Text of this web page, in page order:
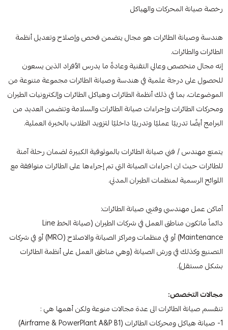
رخصة صيانة المحركات والهياكل
هندسة وصيانة الطائرات هو مجال يتضمن فحص وإصلاح وتعديل أنظمة
الطائرات والطائرات.
إنه مجال متخصص وعالي التقنية وعادةً ما يدرس الأفراد الذين يسعون
للحصول على درجة علمية في هندسة وصيانة الطائرات مجموعة متنوعة من
الموضوعات، بما في ذلك أنظمة الطائرات وهياكل الطائرات وإلكترونيات الطيران
ومحركات الطائرات وإجراءات صيانة الطائرات والسلامة وتتضمن العديد من
البرامج أيضًا تدريبًا عمليًا وتدريبًا داخليًا لتزويد الطلاب بالخبرة العملية.
يتمتع مهندس / فني صيانة الطائرات بالموثوقية الكبيرة لضمان رحلة آمنة
للطائرات حيث ان اجراءات الصيانة التي تم إجراءها على الطائرات متوافقة مع
اللوائح الرسمية لمنظمات الطيران المدني.
أماكن عمل مهندسي وفنيي صيانة الطائرات:
دائماً ماتكون مناطق العمل في شركات الطيران (صيانة الخط Line
Maintenance) أو في منظمات ومراكز الصيانة والاصلاح (MRO) أو في شركات
التصنيع وكذلك في ورش الصيانة (وهي مناطق العمل على أنظمة الطائرات
بشكل مستقل).
مجالات التخصص:
تنقسم صيانة الطائرات الى عدة مجالات منوعة ولكن أهمها هي :
1- صيانة هياكل ومحركات الطائرات (Airframe & PowerPlant A&P B1)